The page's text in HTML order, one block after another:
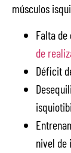
músculos
Falta
de
Déficit
nivel de